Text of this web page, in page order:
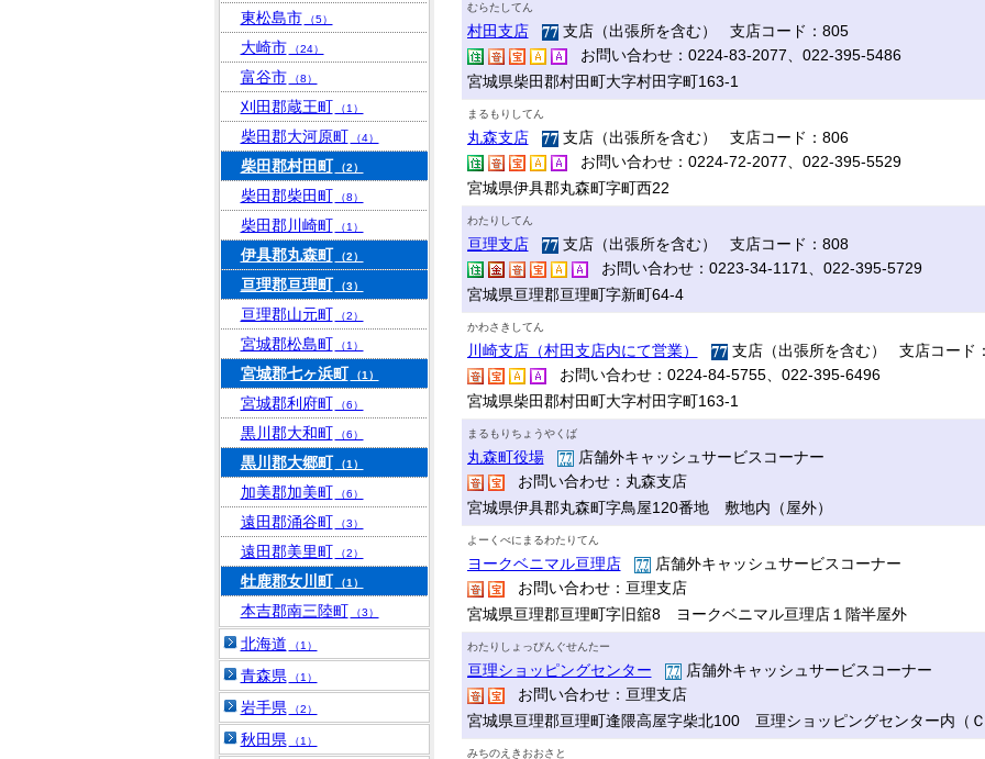
むらたしてん
村田支店
支店（出張所を含む） 支店コード：805
お問い合わせ：0224-83-2077、022-395-5486
宮城県柴田郡村田町大字村田字町163-1
まるもりしてん
丸森支店
支店（出張所を含む） 支店コード：806
お問い合わせ：0224-72-2077、022-395-5529
宮城県伊具郡丸森町字町西22
わたりしてん
亘理支店
支店（出張所を含む） 支店コード：808
お問い合わせ：0223-34-1171、022-395-5729
宮城県亘理郡亘理町字新町64-4
かわさきしてん
川崎支店（村田支店内にて営業）
支店（出張所を含む） 支店コード
お問い合わせ：0224-84-5755、022-395-6496
宮城県柴田郡村田町大字村田字町163-1
まるもりちょうやくば
丸森町役場
店舗外キャッシュサービスコーナー
お問い合わせ：丸森支店
宮城県伊具郡丸森町字鳥屋120番地 敷地内（屋外）
よーくべにまるわたりてん
ヨークベニマル亘理店
店舗外キャッシュサービスコーナー
お問い合わせ：亘理支店
宮城県亘理郡亘理町字旧舘8 ヨークベニマル亘理店１階半屋外
わたりしょっぴんぐせんたー
亘理ショッピングセンター
店舗外キャッシュサービスコーナー
お問い合わせ：亘理支店
宮城県亘理郡亘理町逢隈高屋字柴北100 亘理ショッピングセンター内（Ｃ
みちのえきおおさと
東松島市 （5）
大崎市 （24）
富谷市 （8）
刈田郡蔵王町 （1）
柴田郡大河原町 （4）
柴田郡村田町 （2）
柴田郡柴田町 （8）
柴田郡川崎町 （1）
伊具郡丸森町 （2）
亘理郡亘理町 （3）
亘理郡山元町 （2）
宮城郡松島町 （1）
宮城郡七ヶ浜町 （1）
宮城郡利府町 （6）
黒川郡大和町 （6）
黒川郡大郷町 （1）
加美郡加美町 （6）
遠田郡涌谷町 （3）
遠田郡美里町 （2）
牡鹿郡女川町 （1）
本吉郡南三陸町 （3）
北海道 （1）
青森県 （1）
岩手県 （2）
秋田県 （1）